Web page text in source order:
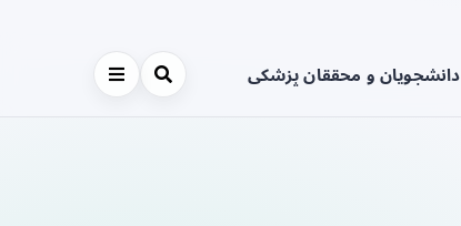
دانشجویان و محققان پزشکی